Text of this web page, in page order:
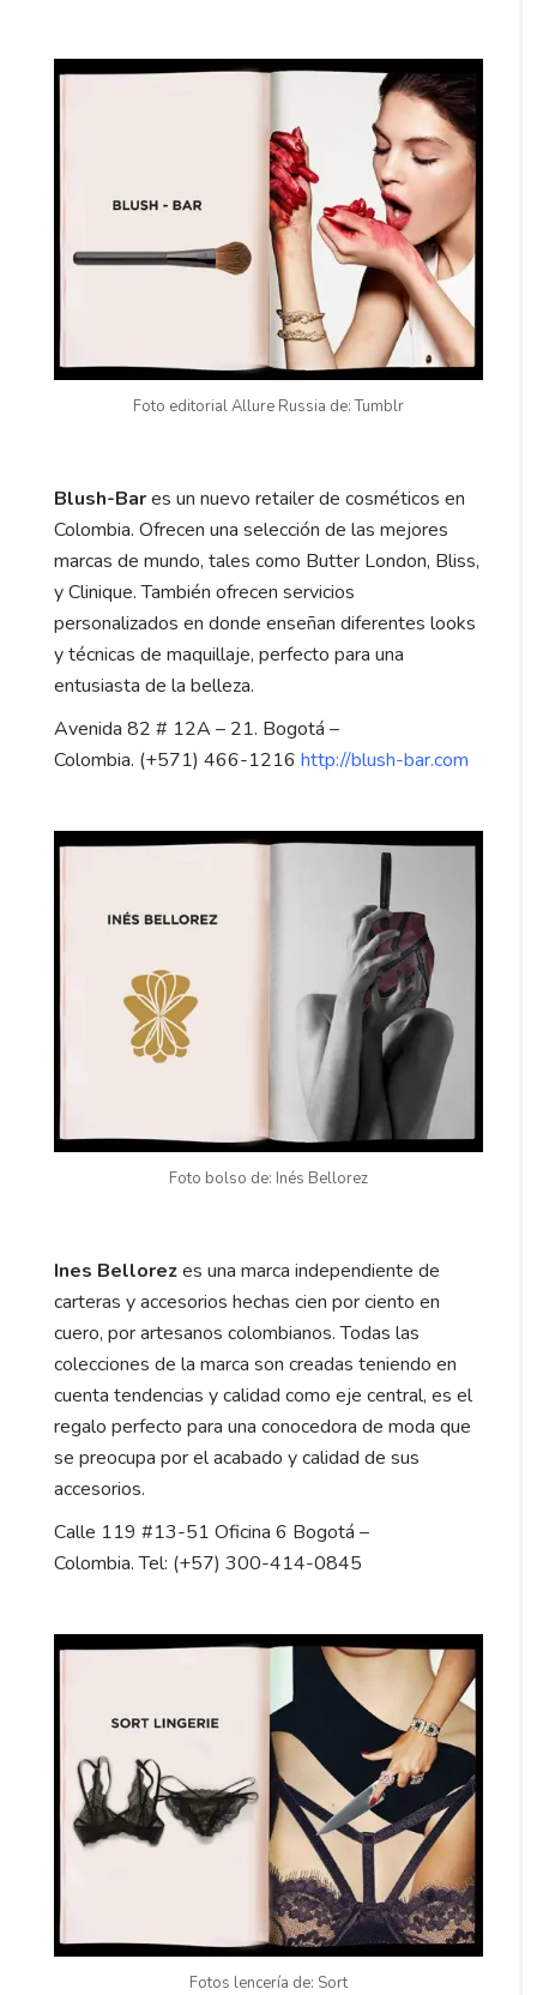
Foto editorial Allure Russia de: Tumblr
Blush-Bares un nuevo retailer de cosméticos en
Colombia. Ofrecen una selección de las mejores
marcas de mundo, tales como Butter London, Bliss,
y Clinique. También ofrecen servicios
personalizados en donde enseñan diferentes looks
y técnicas de maquillaje, perfecto para una
entusiasta de la belleza.
Avenida 82 # 12A – 21. Bogotá –
Colombia. (+571) 466-1216 http://blush-bar.com
Foto bolso de: Inés Bellorez
Ines Bellorezes una marca independiente de
carteras y accesorios hechas cien por ciento en
cuero, por artesanos colombianos. Todas las
colecciones de la marca son creadas teniendo en
cuenta tendencias y calidad como eje central, es el
regalo perfecto para una conocedora de moda que
se preocupa por el acabado y calidad de sus
accesorios.
Calle 119 #13-51 Oficina 6 Bogotá –
Colombia. Tel: (+57) 300-414-0845
Fotos lencería de: Sort